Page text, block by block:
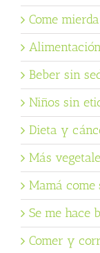
Come mierda
Beber sin
Niños sin
Dieta y
Más
Mamá come
Se me hace
Comer y